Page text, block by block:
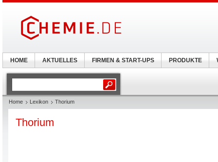
Home Lexikon Thorium
Thorium
HOME AKTUELLES FIRMEN & START-UPS PRODUKTE